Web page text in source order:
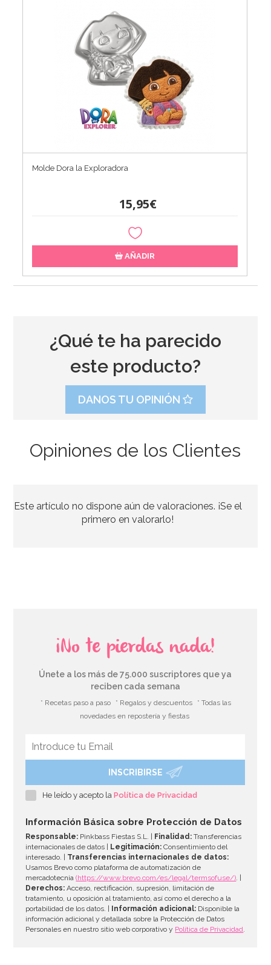
Molde Dora la Exploradora
15,95€
AÑADIR
50,45€ 46,41€
Molde Redondo de 35 cm x 7,5 cm - PME
AÑADIR
¿Qué te ha parecido
este producto?
DANOS TU OPINIÓN
Opiniones de los Clientes
Este artículo no dispone aún de valoraciones. ¡Se el
primero en valorarlo!
¡No te pierdas nada!
Únete a los más de 75.000 suscriptores que ya
reciben cada semana
* Recetas paso a paso * Regalos y descuentos
* Todas las
novedades en repostería y fiestas
INSCRIBIRSE
He leído y acepto laPolítica de Privacidad
Información Básica sobre Protección de Datos
Responsable: Pinkbass Fiestas S.L. | Finalidad: Transferencias
internacionales de datos |
Legitimación: Consentimiento del
interesado. | Transferencias internacionales de datos:
Usamos Brevo como plataforma de automatización de
mercadotecnia(https://www.brevo.com/es/legal/termsofuse/). |
Derechos: Acceso, rectificación, supresión, limitación de
tratamiento, u oposición al tratamiento, así como el derecho a la
portabilidad de los datos. |
Información adicional: Disponible la
información adicional y detallada sobre la Protección de Datos
Personales en nuestro sitio web corporativo y Política de Privacidad.